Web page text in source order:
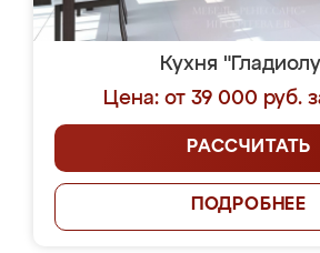
Кухня
Цена: от 39 000 руб.
РАССЧИТАТЬ
ПОДРОБНЕЕ